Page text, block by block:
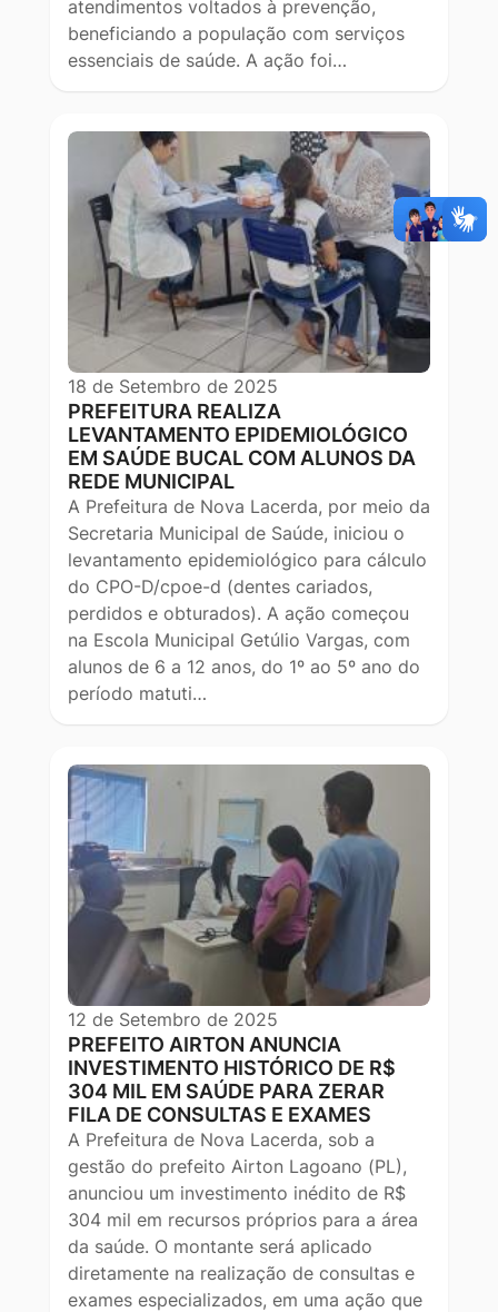
atendimentos voltados à prevenção,
beneficiando a população com serviços
essenciais de saúde. A ação foi…
18 de Setembro de 2025
PREFEITURA REALIZA
LEVANTAMENTO EPIDEMIOLÓGICO
EM SAÚDE BUCAL COM ALUNOS DA
REDE MUNICIPAL
A Prefeitura de Nova Lacerda, por meio da
Secretaria Municipal de Saúde, iniciou o
levantamento epidemiológico para cálculo
do CPO-D/cpoe-d (dentes cariados,
perdidos e obturados). A ação começou
na Escola Municipal Getúlio Vargas, com
alunos de 6 a 12 anos, do 1º ao 5º ano do
período matuti…
12 de Setembro de 2025
PREFEITO AIRTON ANUNCIA
INVESTIMENTO HISTÓRICO DE R$
304 MIL EM SAÚDE PARA ZERAR
FILA DE CONSULTAS E EXAMES
A Prefeitura de Nova Lacerda, sob a
gestão do prefeito Airton Lagoano (PL),
anunciou um investimento inédito de R$
304 mil em recursos próprios para a área
da saúde. O montante será aplicado
diretamente na realização de consultas e
exames especializados, em uma ação que